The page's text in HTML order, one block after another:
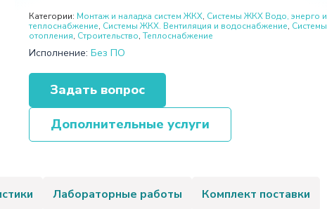
Категории: Монтаж и наладка систем ЖКХ, Системы ЖКХ Водо, энерго и
теплоснабжение, Системы ЖКХ. Вентиляция и водоснабжение, Системы
отопления, Строительство, Теплоснабжение
Исполнение: Без ПО
Задать вопрос
Дополнительные услуги
Лабораторные работы Комплект поставки